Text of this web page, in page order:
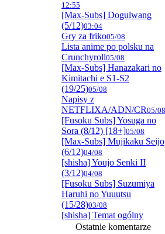
12:55
[Max-Subs] Dogulwang
(5/12)03:04
Gry za friko05/08
Lista anime po polsku na
Crunchyroll05/08
[Max-Subs] Hanazakari no
Kimitachi e S1-S2
(19/25)05/08
Napisy z
NETFLIXA/ADN/CR05/08
[Fusoku Subs] Yosuga no
Sora (8/12) [18+]05/08
[Max-Subs] Mujikaku Seijo
(6/12)04/08
[shisha] Youjo Senki II
(3/12)04/08
[Fusoku Subs] Suzumiya
Haruhi no Yuuutsu
(15/28)03/08
[shisha] Temat ogólny
Ostatnie komentarze